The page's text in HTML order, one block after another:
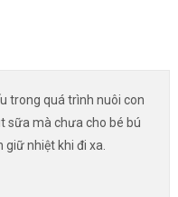
trong quá trình nuôi con
sữa mà chưa cho bé bú
nhiệt khi đi xa.